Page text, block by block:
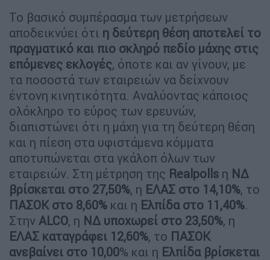
Το βασικό συμπέρασμα των μετρήσεων
αποδεικνύει ότι η δεύτερη θέση αποτελεί το
πραγματικό και πιο σκληρό πεδίο μάχης στις
επόμενες εκλογές, όποτε και αν γίνουν, με
τα ποσοστά των εταιρειών να δείχνουν
έντονη κινητικότητα. Αναλύοντας κάποιος
ολόκληρο το εύρος των ερευνών,
διαπιστώνει ότι η μάχη για τη δεύτερη θέση
και η πίεση στα υφιστάμενα κόμματα
αποτυπώνεται στα γκάλοπ όλων των
εταιρειών. Στη μέτρηση της Realpolls η ΝΔ
βρίσκεται στο 27,50%, η ΕΛΑΣ στο 14,10%, το
ΠΑΣΟΚ στο 8,60% και η Ελπίδα στο 11,40%.
Στην ALCO, η ΝΔ υποχωρεί στο 23,50%, η
ΕΛΑΣ καταγράφει 12,60%, το ΠΑΣΟΚ
ανεβαίνει στο 10,00% και η Ελπίδα βρίσκεται